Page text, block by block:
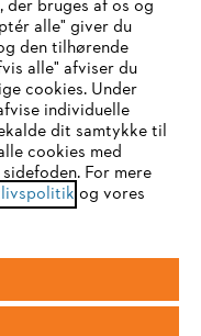
Privatlivspolitik
unterstützen. Für
wir Ihnen, zu
Chrome
der bruges af os og
alle" giver du
den tilhørende
alle" afviser du
cookies. Under
individuelle
dit samtykke til
cookies med
For mere
og vores